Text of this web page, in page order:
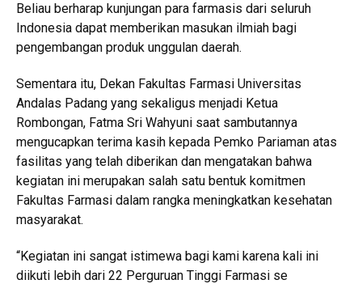
Beliau berharap kunjungan para farmasis dari seluruh
Indonesia dapat memberikan masukan ilmiah bagi
pengembangan produk unggulan daerah.
Sementara itu, Dekan Fakultas Farmasi Universitas
Andalas Padang yang sekaligus menjadi Ketua
Rombongan, Fatma Sri Wahyuni saat sambutannya
mengucapkan terima kasih kepada Pemko Pariaman atas
fasilitas yang telah diberikan dan mengatakan bahwa
kegiatan ini merupakan salah satu bentuk komitmen
Fakultas Farmasi dalam rangka meningkatkan kesehatan
masyarakat.
“Kegiatan ini sangat istimewa bagi kami karena kali ini
diikuti lebih dari 22 Perguruan Tinggi Farmasi se